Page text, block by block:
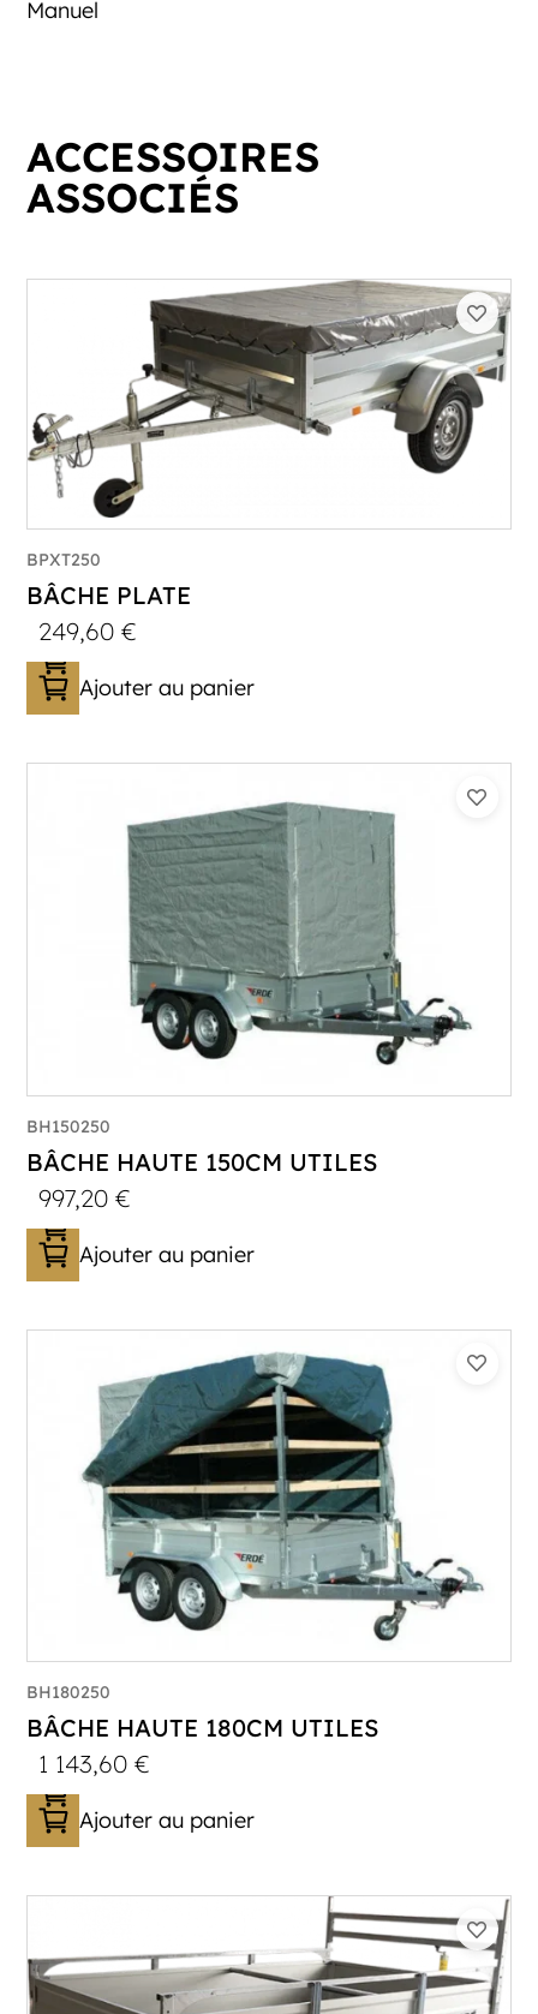
Manuel
ACCESSOIRES
ASSOCIÉS
BPXT250
BÂCHE PLATE
249,60€
Ajouter au panier
BH150250
BÂCHE HAUTE 150CM UTILES
997,20€
Ajouter au panier
BH180250
BÂCHE HAUTE 180CM UTILES
1 143,60€
Ajouter au panier